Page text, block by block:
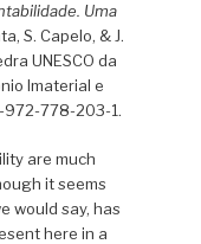
Uma
S. Capelo, & J.
UNESCO da
Imaterial e
972-778-203-1.
are much
it seems
would say, has
here in a